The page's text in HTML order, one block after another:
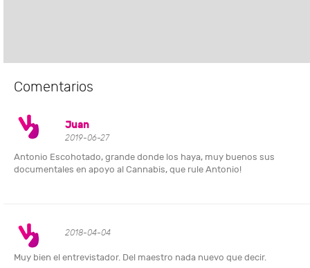
Comentarios
Juan
2019-06-27
Antonio Escohotado, grande donde los haya, muy buenos sus
documentales en apoyo al Cannabis, que rule Antonio!
2018-04-04
Muy bien el entrevistador. Del maestro nada nuevo que decir.